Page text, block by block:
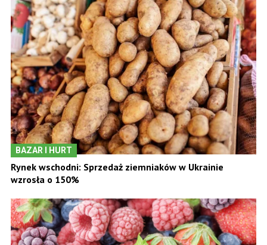
BAZAR I HURT
Rynek wschodni: Sprzedaż ziemniaków w Ukrainie
wzrosła o 150%